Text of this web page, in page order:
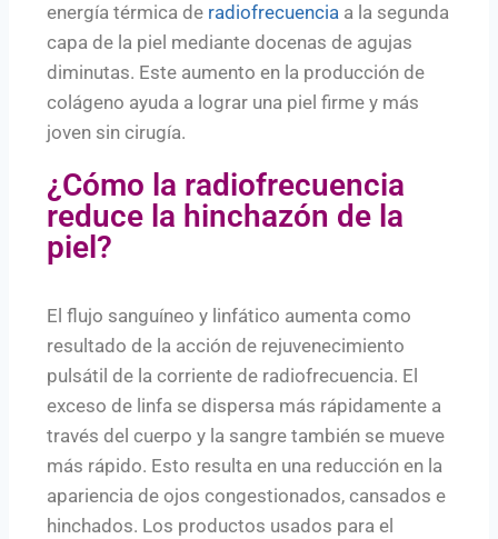
energía térmica de radiofrecuencia a la segunda
capa de la piel mediante docenas de agujas
diminutas. Este aumento en la producción de
colágeno ayuda a lograr una piel firme y más
joven sin cirugía.
¿Cómo la radiofrecuencia
reduce la hinchazón de la
piel?
El flujo sanguíneo y linfático aumenta como
resultado de la acción de rejuvenecimiento
pulsátil de la corriente de radiofrecuencia. El
exceso de linfa se dispersa más rápidamente a
través del cuerpo y la sangre también se mueve
más rápido. Esto resulta en una reducción en la
apariencia de ojos congestionados, cansados e
hinchados. Los productos usados para el